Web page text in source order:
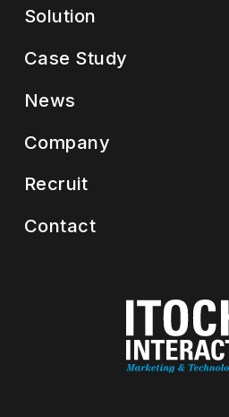
Solution
Case Study
News
Company
Recruit
Contact